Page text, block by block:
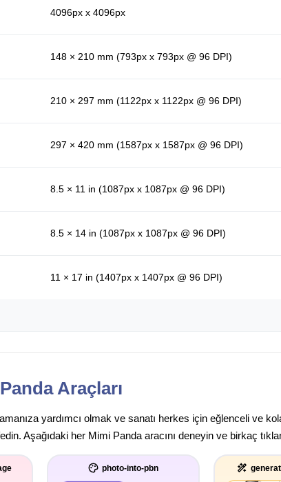
4096px x 4096px
148 × 210 mm (793px x 793px @ 96 DPI)
210 × 297 mm (1122px x 1122px @ 96 DPI)
297 × 420 mm (1587px x 1587px @ 96 DPI)
8.5 × 11 in (1087px x 1087px @ 96 DPI)
8.5 × 14 in (1087px x 1087px @ 96 DPI)
11 × 17 in (1407px x 1407px @ 96 DPI)
Araçları
yardımcı olmak ve sanatı herkes için eğlenceli ve
Aşağıdaki her Mimi Panda aracını deneyin ve birkaç
photo-into-pbn